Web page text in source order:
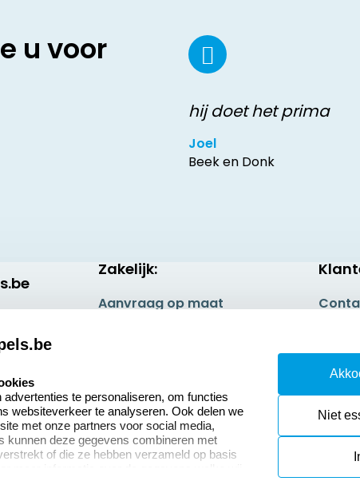
u voor
hij doet het prima
Joel
Beek en Donk
Zakelijk:
Aanvraag op maat
te personaliseren, om functies
websiteverkeer te analyseren. Ook delen we
met onze partners voor social media,
kunnen deze gegevens combineren met
of die ze hebben verzameld op basis
naar ons privacy statement.
Niet